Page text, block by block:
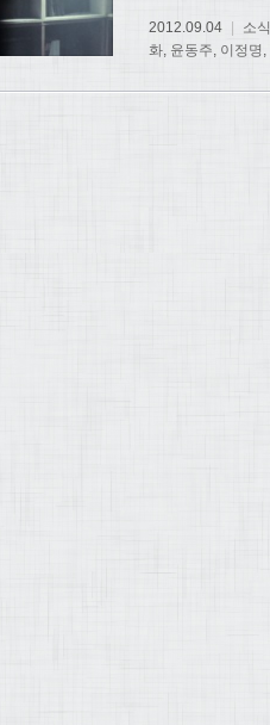
2012.09.04 소식
화, 윤동주, 이정명,